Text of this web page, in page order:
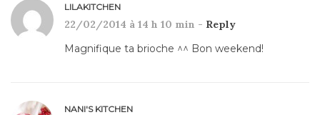
LILAKITCHEN
22/02/2014 à 14 h 10 min - Reply
Magnifique ta brioche ^^ Bon weekend!
NANI'S KITCHEN